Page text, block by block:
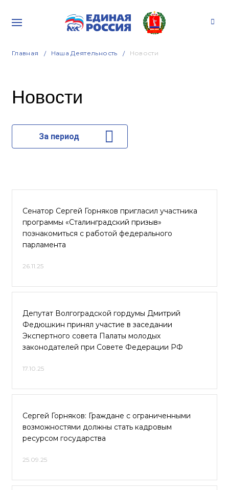
Главная Наша Деятельность Новости
Новости
За период
Сенатор Сергей Горняков пригласил участника
программы «Сталинградский призыв»
познакомиться с работой федерального
парламента
26.11.25
Депутат Волгоградской гордумы Дмитрий
Федюшкин принял участие в заседании
Экспертного совета Палаты молодых
законодателей при Совете Федерации РФ
17.10.25
Cергей Горняков: Граждане с ограниченными
возможностями должны стать кадровым
ресурсом государства
25.09.25